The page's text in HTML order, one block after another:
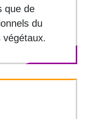
que de
du